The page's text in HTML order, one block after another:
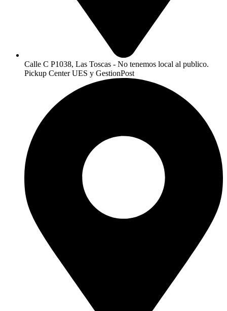
Calle C P1038, Las Toscas - No tenemos local al publico.
Pickup Center UES y GestionPost